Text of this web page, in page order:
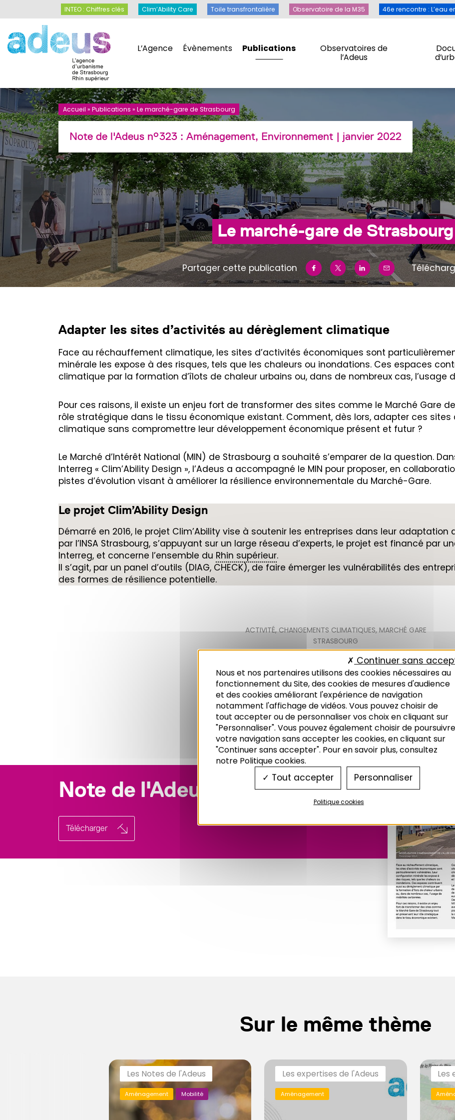
L’Agence Évènements Publications
Observatoires de
l’Adeus
INTEO : Chiffres clés Clim’Ability Care Toile transfrontalière Observatoire de la M35 46e rencontre : L’eau
INTEO : Chiffres clés Clim’Ability Care Toile transfrontalière Observatoire de la M35 46e rencontre :
Accueil » Publications » Le marché-gare de Strasbourg
Note de l'Adeus n°323 : Aménagement, Environnement| janvier 2022
Le marché-gare de Strasbourg
Partager cette publication
Adapter les sites d’activités au dérèglement climatique
Face au réchauffement climatique, les sites d’activités économiques sont
minérale les expose à des risques, tels que les chaleurs ou inondations. Ces espaces
climatique par la formation d’îlots de chaleur urbains ou, dans de nombreux cas, l’usage
Pour ces raisons, il existe un enjeu fort de transformer des sites comme le Marché Gare
rôle stratégique dans le tissu économique existant. Comment, dès lors, adapter ces
climatique sans compromettre leur développement économique présent et futur ?
Le Marché d’Intérêt National (MIN) de Strasbourg a souhaité s’emparer de la question.
Interreg « Clim’Ability Design », l’Adeus a accompagné le MIN pour proposer, en
pistes d’évolution visant à améliorer la résilience environnementale du Marché-Gare.
Le projet Clim’Ability Design
Démarré en 2016, le projet Clim’Ability vise à soutenir les entreprises dans leur
par l’INSA Strasbourg, s’appuyant sur un large réseau d’experts, le projet est financé par
Interreg, et concerne l’ensemble du Rhin supérieur.
Il s’agit, par un panel d’outils (DIAG, CHECK), de faire émerger les vulnérabilités des
des formes de résilience potentielle.
ACTIVITÉ,CHANGEMENTS CLIMATIQUES, MARCHÉ GARE
STRASBOURG
Note de l'Adeus n°323
Télécharger
Sur le même thème
Les Notes de l'Adeus
Aménagement Mobilité
Les expertises de l'Adeus
Aménagement
Les
Panneau de gestion des cookies
Nous et nos partenaires utilisons des cookies nécessaires au
fonctionnement du Site, des cookies de mesures d'audience
et des cookies améliorant l'expérience de navigation
notamment l'affichage de vidéos. Vous pouvez choisir de
tout accepter ou de personnaliser vos choix en cliquant sur
"Personnaliser". Vous pouvez également choisir de poursuivre
votre navigation sans accepter les cookies, en cliquant sur
"Continuer sans accepter". Pour en savoir plus, consultez
notre Politique cookies.
Tout accepter
Continuer sans
Personnaliser
Politique cookies